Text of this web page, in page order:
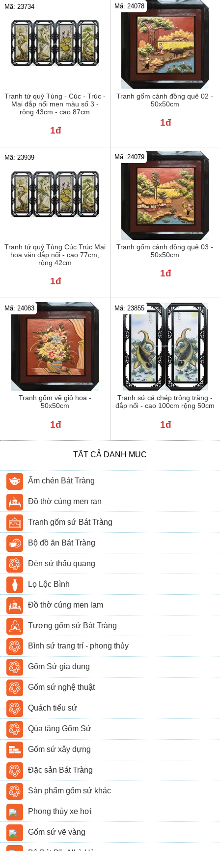
Tranh tứ quý Tùng - Cúc - Trúc -
Mai đắp nổi men màu số 3 -
rộng 43cm - cao 87cm
Mã: 23734
1đ
Tranh gốm cảnh đồng quê 02 -
50x50cm
Mã: 24078
1đ
Tranh tứ quý Tùng Cúc Trúc Mai
hoa văn đắp nổi - cao 77cm,
rộng 42cm
Mã: 23939
1đ
Tranh gốm cảnh đồng quê 03 -
50x50cm
Mã: 24079
1đ
Tranh gốm vẽ giỏ hoa -
50x50cm
Mã: 24083
1đ
Tranh sứ cá chép trông trăng -
đắp nổi - cao 100cm rộng 50cm
Mã: 23855
1đ
TẤT CẢ DANH MỤC
Ấm chén Bát Tràng
Đồ thờ cúng men rạn
Tranh gốm sứ Bát Tràng
Bộ đồ ăn Bát Tràng
Đèn sứ thấu quang
Lọ Lộc Bình
Đồ thờ cúng men lam
Tượng gốm sứ Bát Tràng
Bình sứ trang trí - phong thủy
Gốm Sứ gia dụng
Gốm sứ nghệ thuật
Quách tiểu sứ
Qùa tặng Gốm Sứ
Gốm sứ xây dựng
Đặc sản Bát Tràng
Sản phẩm gốm sứ khác
Phong thủy xe hơi
Gốm sứ vẽ vàng